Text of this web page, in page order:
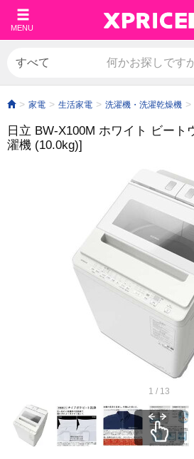
MENU
家電 生活家電 洗濯機・洗濯乾燥機
日立 BW-X100M ホワイト ビート
濯機 (10.0kg)]
1 / 13